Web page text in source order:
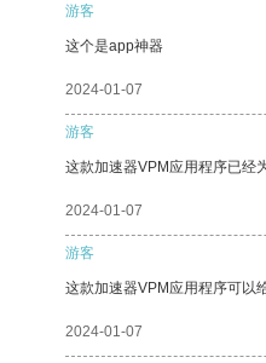
游客
这个是app神器
2024-01-07
游客
这款加速器VPM应用程序已经
2024-01-07
游客
这款加速器VPM应用程序可以
2024-01-07